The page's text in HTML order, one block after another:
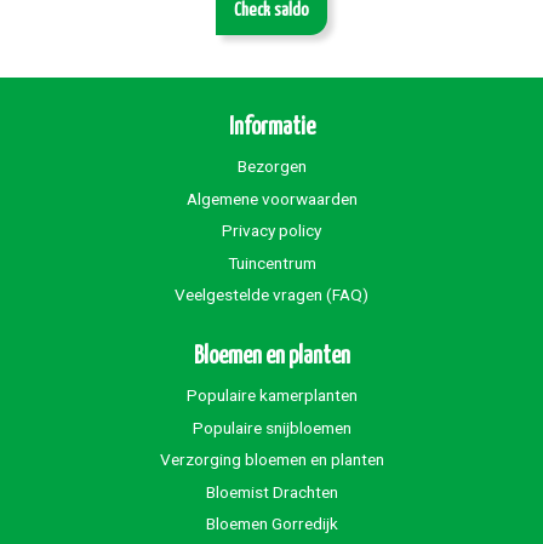
Check saldo
Informatie
Bezorgen
Algemene voorwaarden
Privacy policy
Tuincentrum
Veelgestelde vragen (FAQ)
Bloemen en planten
Populaire kamerplanten
Populaire snijbloemen
Verzorging bloemen en planten
Bloemist Drachten
Bloemen Gorredijk